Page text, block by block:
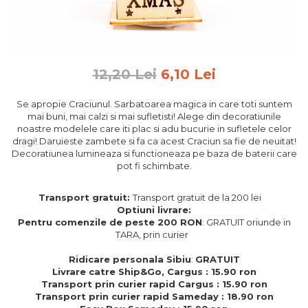
Diplome si Plachete
Insigne
Felicitari din lemn
Felicitari pentru cei dragi
Felicitari cu model
Camion din lemn
Aromaterapie
Decoratiuni pentru casa
Genti si portofele barbati din
piele naturala
12,20 Lei 6,10 Lei
Se apropie Craciunul. Sarbatoarea magica in care toti suntem
mai buni, mai calzi si mai sufletisti! Alege din decoratiunile
noastre modelele care iti plac si adu bucurie in sufletele celor
dragi! Daruieste zambete si fa ca acest Craciun sa fie de neuitat!
Decoratiunea lumineaza si functioneaza pe baza de baterii care
pot fi schimbate.
Transport gratuit:Transport gratuit de la 200 lei
Optiuni livrare:
Pentru comenzile de peste 200 RON: GRATUIT oriunde in
TARA, prin curier
Ridicare personala Sibiu: GRATUIT
Livrare catre Ship&Go, Cargus : 15.90 ron
Transport prin curier rapid Cargus : 15.90 ron
Transport prin curier rapid Sameday : 18.90 ron